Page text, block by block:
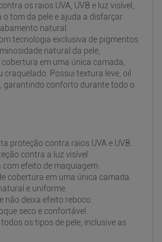
os raios UVA, UVB e luz visível,
tom da pele e ajuda a disfarçar
natural.
tecnologia exclusiva de pigmentos
natural da pele,
em uma única camada,
craquelado. Possui textura leve, oil
garantindo conforto durante todo o
proteção contra raios UVA e UVB.
contra a luz visível.
efeito de maquiagem.
cobertura em uma única camada.
e uniforme.
não deixa efeito reboco.
seco e confortável.
os tipos de pele, inclusive as